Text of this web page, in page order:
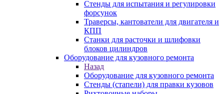
Стенды для испытания и регулировки
форсунок
Траверсы, кантователи для двигателя и
КПП
Станки для расточки и шлифовки
блоков цилиндров
Оборудование для кузовного ремонта
Назад
Оборудование для кузовного ремонта
Стенды (стапели) для правки кузовов